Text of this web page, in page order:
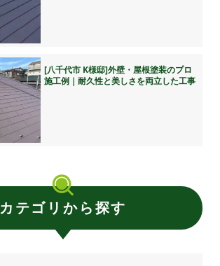
[八千代市 K様邸]外壁・屋根塗装のプロ
施工例｜耐久性と美しさを両立した工事
カテゴリから探す